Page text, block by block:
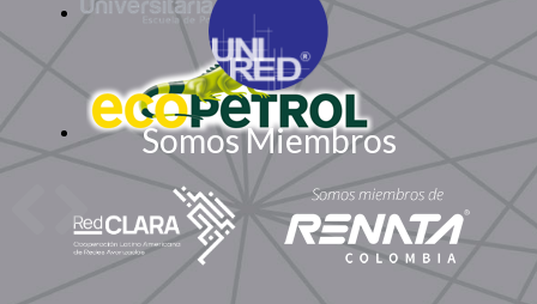
Somos Miembros